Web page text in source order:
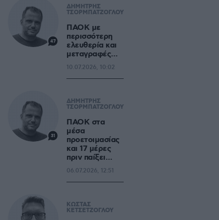
47
ΔΗΜΗΤΡΗΣ
ΤΣΟΡΜΠΑΤΖΟΓΛΟΥ
ΠΑΟΚ με
περισσότερη
ελευθερία και
μεταγραφές…
10.07.2026, 10:02
31
ΔΗΜΗΤΡΗΣ
ΤΣΟΡΜΠΑΤΖΟΓΛΟΥ
ΠΑΟΚ στα
μέσα
προετοιμασίας
και 17 μέρες
πριν παίξει…
06.07.2026, 12:51
ΚΩΣΤΑΣ
ΚΕΤΣΕΤΖΟΓΛΟΥ